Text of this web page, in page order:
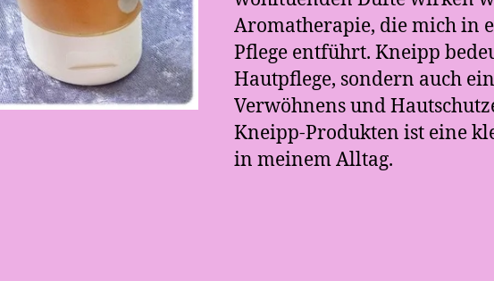
Aromatherapie, die mich in
Pflege entführt. Kneipp
Hautpflege, sondern auch
Verwöhnens und
Kneipp-Produkten ist eine
in meinem Alltag.